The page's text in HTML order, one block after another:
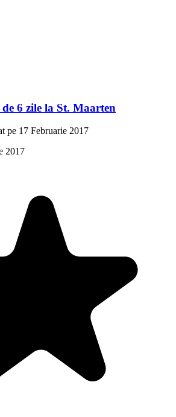
6 zile la St. Maarten
pe 17 Februarie 2017
2017